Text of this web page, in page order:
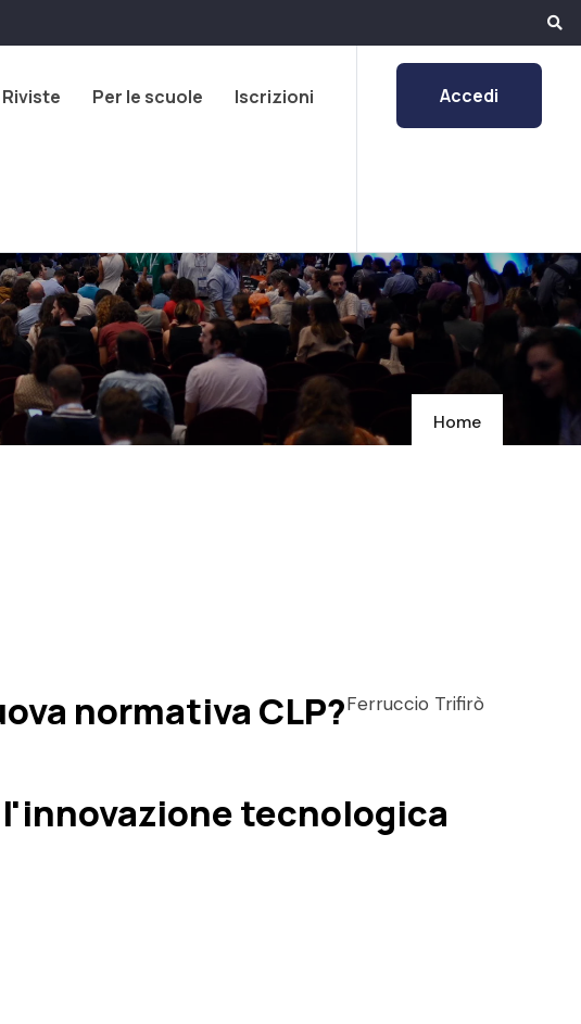
Riviste Per le scuole Iscrizioni Accedi
Home
normativa CLP?Ferruccio Trifirò
tecnologica